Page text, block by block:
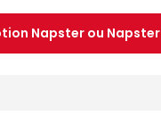
Napster ou